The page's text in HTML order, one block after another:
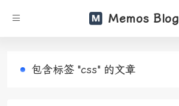
Memos Blog
包含标签 "css" 的文章